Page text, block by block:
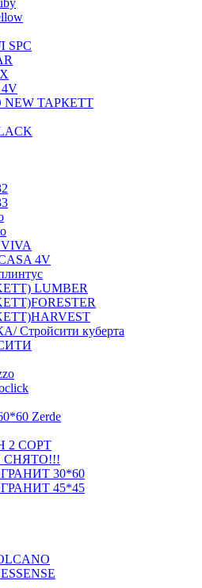
NEW ТАРКЕТТ
4V
LUMBER
куберта
Zerde
2 СОРТ
СНЯТО!!!
30*60
45*45